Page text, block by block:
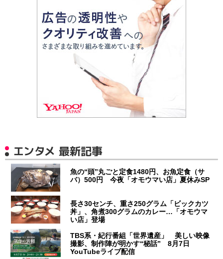
エンタメ 最新記事
魚の“頭”丸ごと定食1480円、お魚定食（サ
バ）500円 今夜「オモウマい店」夏休みSP
長さ30センチ、重さ250グラム「ビックカツ
丼」、角煮300グラムのカレー…「オモウマ
い店」登場
TBS系・紀行番組「世界遺産」 美しい映像
撮影、制作陣が明かす“秘話” 8月7日
YouTubeライブ配信